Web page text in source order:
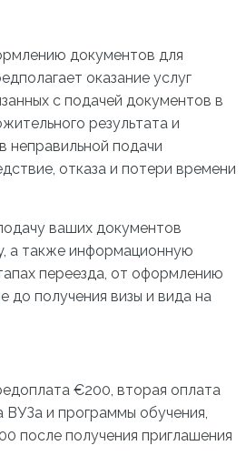
документов для
оказание услуг
с подачей документов в
результата и
неправильной подачи
отказа и потери времени
ваших документов
а также информационную
переезда, от оформлению
до получения визы и вида на
€200, вторая оплата
и программы обучения,
после получения приглашения